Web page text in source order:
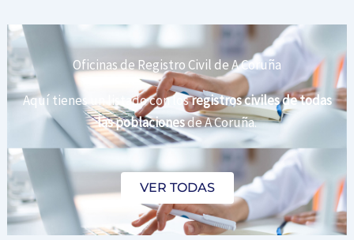
Oficinas de Registro Civil de A Coruña
Aquí tienes un listado con losregistros civiles de todas
las poblacionesde A Coruña.
VER TODAS